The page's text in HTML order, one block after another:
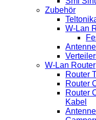
Zubehör
W-Lan
W-Lan Router
Router
Router
Router
Kabel